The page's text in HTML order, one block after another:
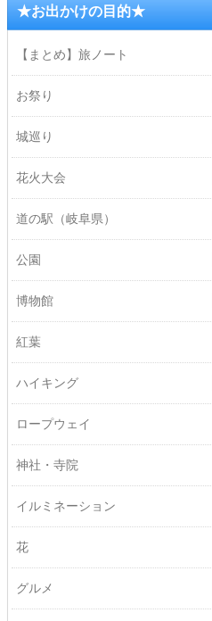
★お出かけの目的★
【まとめ】旅ノート
お祭り
城巡り
花火大会
道の駅（岐阜県）
公園
博物館
紅葉
ハイキング
ロープウェイ
神社・寺院
イルミネーション
花
グルメ